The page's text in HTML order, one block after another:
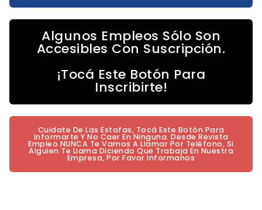
Algunos Empleos Sólo Son
Accesibles Con Suscripción.
¡Tocá Este Botón Para
Inscribirte!
Cuidate De Las Estafas, Tocá Este Botón Para
Informarte Y No Caer En Ninguna. Desde Revista
Empleo NUNCA Te Vamos A Llamar Por Teléfono, Si
Alguien Te Llama Diciendo Que Trabaja En Nuestra
Empresa, Por Favor Informanos